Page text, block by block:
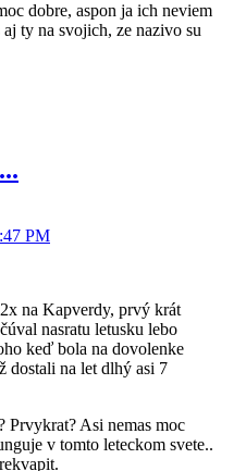
dobre, aspon ja ich neviem
ty na svojich, ze nazivo su
PM
na Kapverdy, prvý krát
nasratu letusku lebo
keď bola na dovolenke
dostali na let dlhý asi 7
Prvykrat? Asi nemas moc
v tomto leteckom svete..